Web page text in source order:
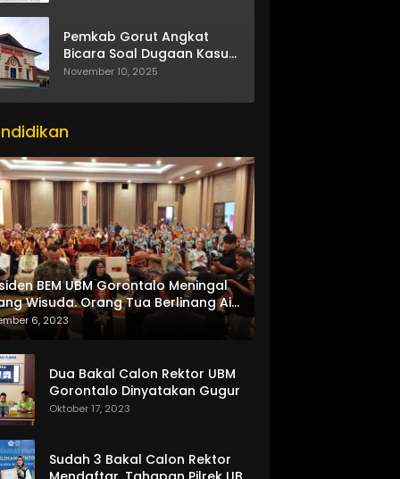
Pemkab Gorut Angkat
Bicara Soal Dugaan Kasus
Asusila Oknum ASN
November 10, 2025
BEM UBM Gorontalo Meningal
Wisuda. Orang Tua Berlinang Air
Menerima SKL dan Pemasangan
6, 2023
Dua Bakal Calon Rektor UBM
Gorontalo Dinyatakan Gugur
Oktober 17, 2023
Sudah 3 Bakal Calon Rektor